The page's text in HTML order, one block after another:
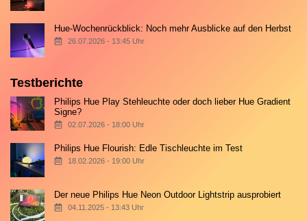
Hue-Wochenrückblick: Noch mehr Ausblicke auf den Herbst
26.07.2026 - 13:45 Uhr
Testberichte
Philips Hue Play Stehleuchte oder doch lieber Hue Gradient
Signe?
02.07.2026 - 18:00 Uhr
Philips Hue Flourish: Edle Tischleuchte im Test
18.02.2026 - 19:00 Uhr
Der neue Philips Hue Neon Outdoor Lightstrip ausprobiert
04.11.2025 - 13:43 Uhr